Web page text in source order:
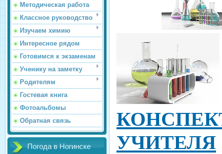
Методическая работа
Классное руководство
Изучаем химию
Интересное рядом
Готовимся к экзаменам
Ученику на заметку
Родителям
Гостевая книга
Фотоальбомы
Обратная связь
Погода в Ногинске
УЧИТЕЛЯ